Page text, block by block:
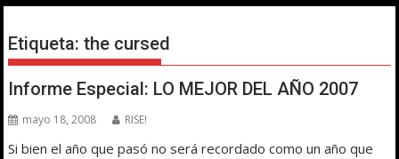
Etiqueta:the cursed
Informe Especial: LO MEJOR DEL AÑO 2007
mayo 18, 2008 RISE!
Si bien el año que pasó no será recordado como un año que